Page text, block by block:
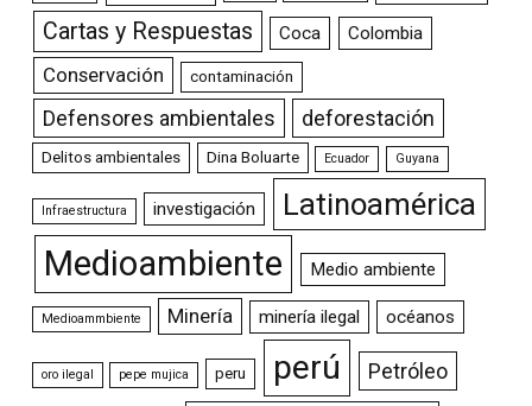
Cartas y Respuestas Coca Colombia
Conservación contaminación
Defensores ambientales deforestación
Delitos ambientales Dina Boluarte Ecuador Guyana
Infraestructura investigación Latinoamérica
Medioambiente Medio ambiente
Medioammbiente Minería minería ilegal océanos
oro ilegal pepe mujica peru perú Petróleo